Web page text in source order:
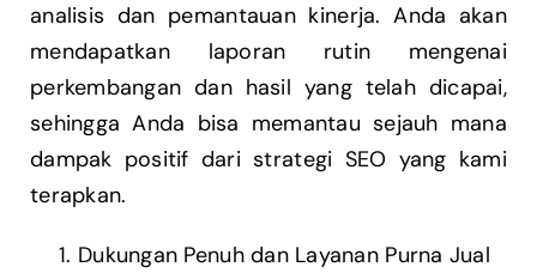
analisis dan pemantauan kinerja. Anda akan
mendapatkan laporan rutin mengenai
perkembangan dan hasil yang telah dicapai,
sehingga Anda bisa memantau sejauh mana
dampak positif dari strategi SEO yang kami
terapkan.
Dukungan Penuh dan Layanan Purna Jual